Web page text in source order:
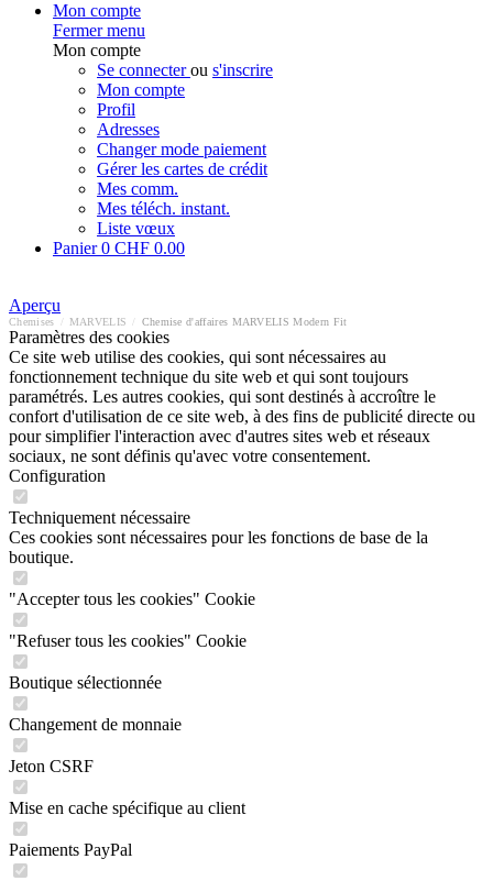
Mon compte
Fermer menu
Mon compte
Se connecterou s'inscrire
Mon compte
Profil
Adresses
Changer mode paiement
Gérer les cartes de crédit
Mes comm.
Mes téléch. instant.
Liste vœux
Panier0 CHF 0.00
Aperçu
Chemises MARVELIS Chemise d'affaires MARVELIS Modern Fit
Paramètres des cookies
Ce site web utilise des cookies, qui sont nécessaires au
fonctionnement technique du site web et qui sont toujours
paramétrés. Les autres cookies, qui sont destinés à accroître le
confort d'utilisation de ce site web, à des fins de publicité directe ou
pour simplifier l'interaction avec d'autres sites web et réseaux
sociaux, ne sont définis qu'avec votre consentement.
Configuration
Techniquement nécessaire
Ces cookies sont nécessaires pour les fonctions de base de la
boutique.
"Accepter tous les cookies" Cookie
"Refuser tous les cookies" Cookie
Boutique sélectionnée
Changement de monnaie
Jeton CSRF
Mise en cache spécifique au client
Paiements PayPal